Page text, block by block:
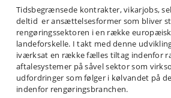
Tidsbegrænsede kontrakter, vikarjobs,
deltid er ansættelsesformer som bliver
rengøringssektoren i en række
landeforskelle. I takt med denne
iværksat en række fælles tiltag indenfor
aftalesystemer på såvel sektor som
udfordringer som følger i kølvandet på
indenfor rengøringsbranchen.